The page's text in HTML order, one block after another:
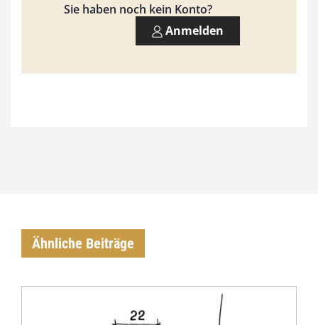
0
0
Sie haben noch kein Konto?
Anmelden
Ähnliche Beiträge